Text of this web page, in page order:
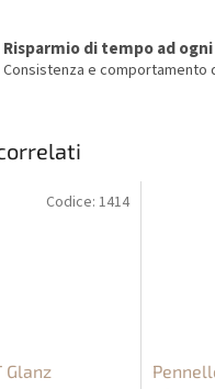
Risparmio di tempo ad
Consistenza e
Glanz
Codice: 1414